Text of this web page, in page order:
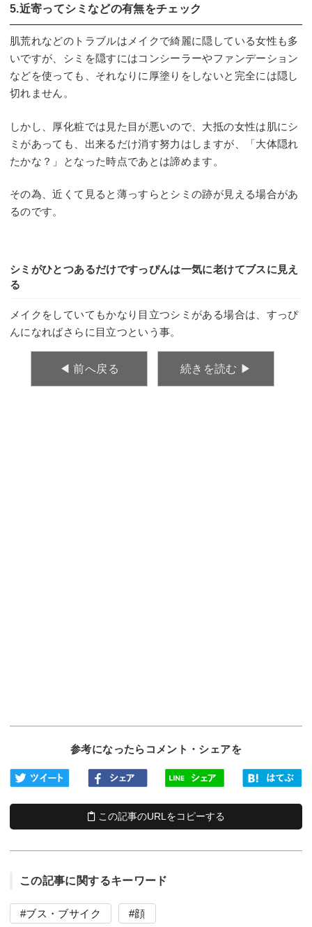
5.近寄ってシミなどの有無をチェック
肌荒れなどのトラブルはメイクで綺麗に隠している女性も多
いですが、シミを隠すにはコンシーラーやファンデーション
などを使っても、それなりに厚塗りをしないと完全には隠し
切れません。
しかし、厚化粧では見た目が悪いので、大抵の女性は肌にシ
ミがあっても、出来るだけ消す努力はしますが、「大体隠れ
たかな？」となった時点であとは諦めます。
その為、近くて見ると薄っすらとシミの跡が見える場合があ
るのです。
シミがひとつあるだけですっぴんは一気に老けてブスに見え
る
メイクをしていてもかなり目立つシミがある場合は、すっぴ
んになればさらに目立つという事。
◀︎ 前へ戻る 続きを読む ▶︎
参考になったらコメント・シェアを
この記事のURLをコピーする
この記事に関するキーワード
ブス・ブサイク 顔